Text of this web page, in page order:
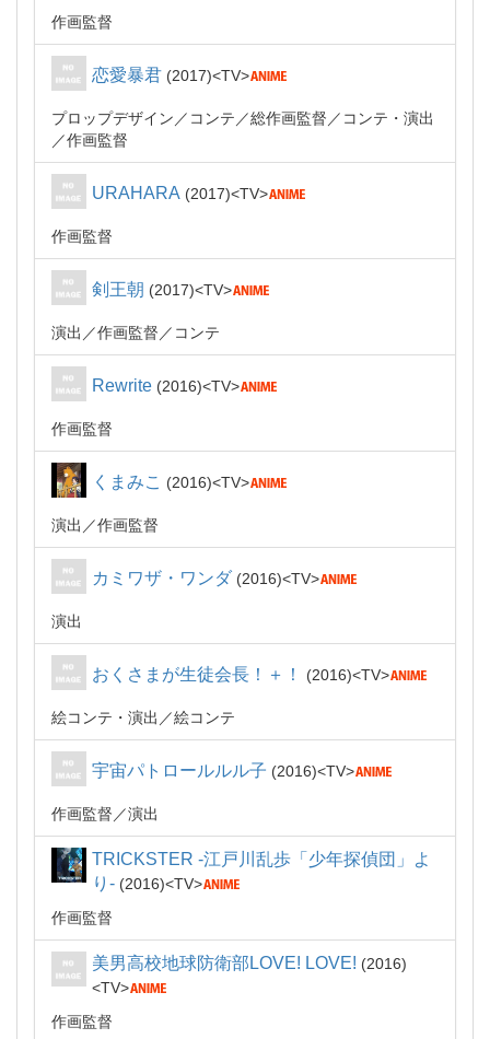
作画監督
恋愛暴君 2017 TV
プロップデザイン コンテ 総作画監督
コンテ・演出
作画監督
URAHARA 2017 TV
作画監督
剣王朝 2017 TV
演出 作画監督 コンテ
Rewrite 2016 TV
作画監督
くまみこ 2016 TV
演出 作画監督
カミワザ・ワンダ 2016 TV
演出
おくさまが生徒会長！＋！ 2016 TV
絵コンテ・演出 絵コンテ
宇宙パトロールルル子 2016 TV
作画監督 演出
TRICKSTER -江戸川乱歩「少年探偵団」よ
り-
2016
TV
作画監督
美男高校地球防衛部LOVE! LOVE!
2016
TV
作画監督